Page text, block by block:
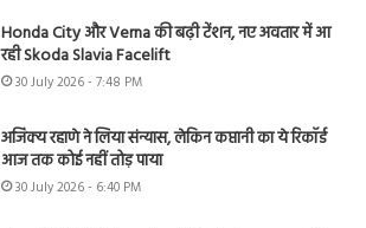
Honda City और Verna की बढ़ी टेंशन, नए अवतार में आ
रही Skoda Slavia Facelift
30 July 2026 - 7:48 PM
अजिंक्य रहाणे ने लिया संन्यास, लेकिन कप्तानी का ये रिकॉर्ड
आज तक कोई नहीं तोड़ पाया
30 July 2026 - 6:40 PM